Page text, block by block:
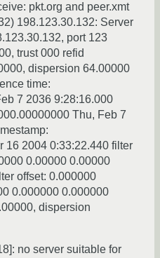
pkt.org and peer.xmt
198.123.30.132: Server
port 123
trust 000 refid
dispersion 64.00000
time:
7 2036 9:28:16.000
Thu, Feb 7
16 2004 0:33:22.440 filter
0.00000 0.00000
offset: 0.000000
0.000000 0.000000
dispersion
no server suitable for